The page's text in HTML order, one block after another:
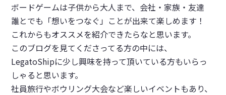
ボードゲームは子供から大人まで、会社・家族・友達
誰とでも 「想いをつなぐ」 ことが出来て楽しめます！
これからもオススメを紹介できたらなと思います。
このブログを見てくださってる方の中には、
LegatoShipに少し興味を持って頂いている方もいらっ
しゃると思います。
社員旅行やボウリング大会など楽しいイベントもあり、